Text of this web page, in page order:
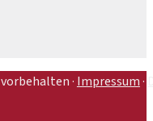
·Impressum·